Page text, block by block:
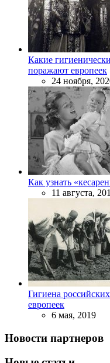
Какие
поражают европеек
24 ноября,
Как узнать
11 августа,
Гигиена
европеек
6 мая, 2019
Новости партнеров